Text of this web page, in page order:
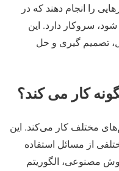
را انجام دهند که در
سروکار دارد. این
تصمیم گیری و حل
مختلف کار می‌کند. این
از مسائل استفاده
مصنوعی، الگوریتم